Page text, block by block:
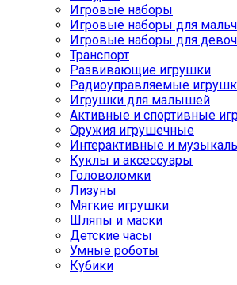
Игровые наборы
Игровые наборы для
Игровые наборы для
Транспорт
Развивающие игрушки
Радиоуправляемые
Игрушки для малышей
Активные и спортивные
Оружия игрушечные
Интерактивные и
Куклы и аксессуары
Головоломки
Лизуны
Мягкие игрушки
Шляпы и маски
Детские часы
Умные роботы
Кубики